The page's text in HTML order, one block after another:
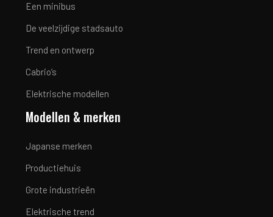
Een minibus
De veelzijdige stadsauto
Trend en ontwerp
Cabrio’s
Elektrische modellen
Modellen & merken
Japanse merken
Productiehuis
Grote industrieën
Elektrische trend